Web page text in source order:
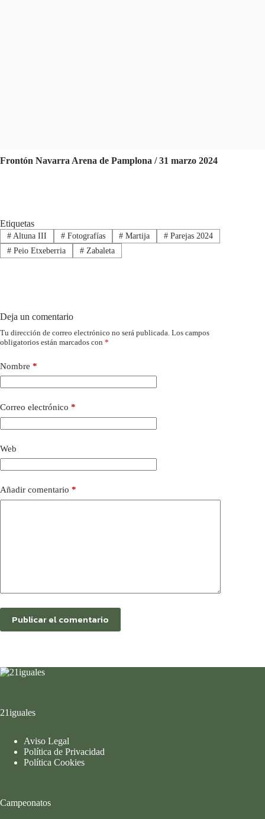
Frontón Navarra Arena de Pamplona / 31 marzo 2024
Etiquetas
#Altuna III #Fotografías # Martija # Parejas 2024
#Peio Etxeberria #Zabaleta
Deja un comentario
Tu dirección de correo electrónico no será publicada. Los campos
obligatorios están marcados con *
Nombre *
Correo electrónico *
Web
Añadir comentario *
Publicar el comentario
21iguales
Aviso Legal
Política de Privacidad
Política Cookies
Campeonatos